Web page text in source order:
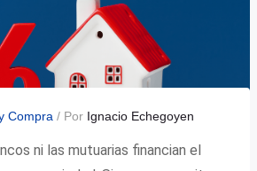
Compra / Por Ignacio Echegoyen
ni las mutuarias financian el